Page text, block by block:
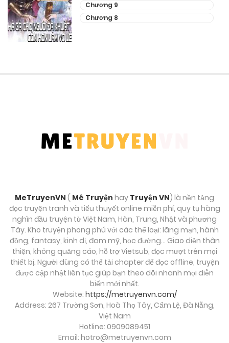
Tháng 8 30, 2025
Chương 46
Tháng 8 30, 2025
Chương 41
Tháng 8 30, 2025
Chương 40
Tháng 8 30, 2025
Tháng 8 30, 2025
Chương 9
Chương 8
MeTruyenVN ( Mê Truyện hay Truyện VN) là nền tảng
đọc truyện tranh và tiểu thuyết online miễn phí, quy tụ hàng
nghìn đầu truyện từ Việt Nam, Hàn, Trung, Nhật và phương
Tây. Kho truyện phong phú với các thể loại: lãng mạn, hành
động, fantasy, kinh dị, đam mỹ, học đường… Giao diện thân
thiện, không quảng cáo, hỗ trợ Vietsub, đọc mượt trên mọi
thiết bị. Người dùng có thể tải chapter để đọc offline, truyện
được cập nhật liên tục giúp bạn theo dõi nhanh mọi diễn
biến mới nhất.
Website: https://metruyenvn.com/
Address: 267 Trường Sơn, Hoà Thọ Tây, Cẩm Lệ, Đà Nẵng,
Việt Nam
Hotline: 0909089451
Email: hotro@metruyenvn.com